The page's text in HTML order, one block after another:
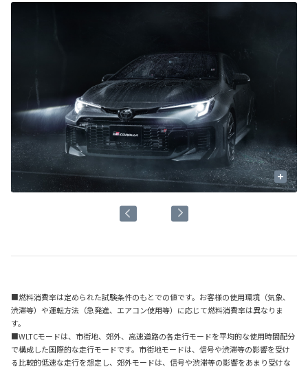
+
■燃料消費率は定められた試験条件のもとでの値です。お客様の使用環境（気象、
渋滞等）や運転方法（急発進、エアコン使用等）に応じて燃料消費率は異なりま
す。
■WLTCモードは、市街地、郊外、高速道路の各走行モードを平均的な使用時間配分
で構成した国際的な走行モードです。市街地モードは、信号や渋滞等の影響を受け
る比較的低速な走行を想定し、郊外モードは、信号や渋滞等の影響をあまり受けな